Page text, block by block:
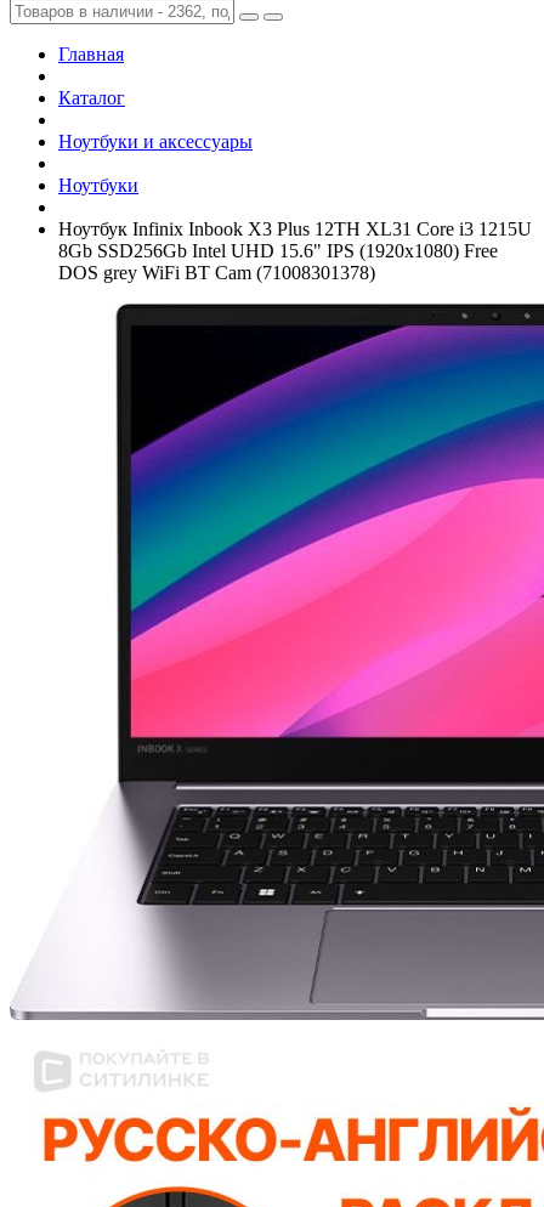
Главная
Каталог
Ноутбуки и аксессуары
Ноутбуки
Ноутбук Infinix Inbook X3 Plus 12TH XL31 Core i3 1215U
8Gb SSD256Gb Intel UHD 15.6" IPS (1920x1080) Free
DOS grey WiFi BT Cam (71008301378)